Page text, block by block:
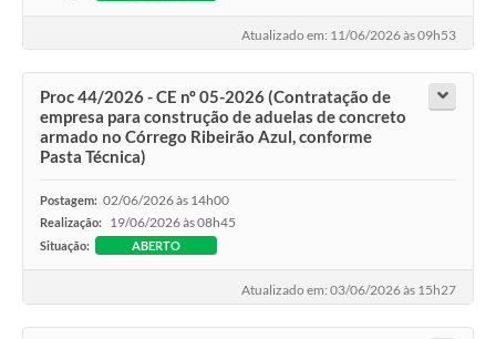
Atualizado em: 11/06/2026 às 09h53
Proc 44/2026 - CE nº 05-2026 (Contratação de
empresa para construção de aduelas de concreto
armado no Córrego Ribeirão Azul, conforme
Pasta Técnica)
Postagem: 02/06/2026 às 14h00
Realização: 19/06/2026 às 08h45
Situação: ABERTO
Atualizado em: 03/06/2026 às 15h27